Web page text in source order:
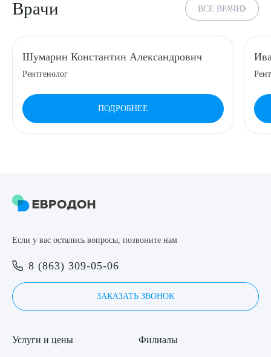
ЗАКАЗАТЬ ЗВОНОК
ЗАПИСЬ ОНЛАЙН
Врачи ВСЕ ВРАЧИ
Шумарин Константин Александрович
Рентгенолог
ПОДРОБНЕЕ
Если у вас остались вопросы, позвоните нам
8 (863) 309-05-06
ЗАКАЗАТЬ ЗВОНОК
Услуги и цены Филиалы
ОТПРАВИТЬ
Я даю согласие наобработку персональных данных